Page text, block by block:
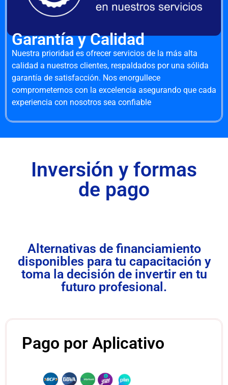
Garantía y Calidad
Nuestra prioridad es ofrecer servicios de la más alta
calidad a nuestros clientes, respaldados por una sólida
garantía de satisfacción. Nos enorgullece
comprometernos con la excelencia asegurando que cada
experiencia con nosotros sea confiable
Inversión y formas
de pago
Alternativas de financiamiento
disponibles para tu capacitación y
toma la decisión de invertir en tu
futuro profesional.
Pago por Aplicativo